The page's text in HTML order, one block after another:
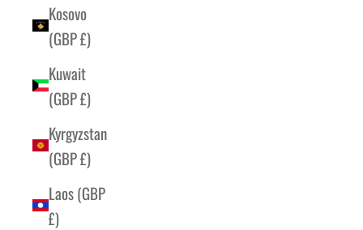
Kosovo
(GBP £)
Kuwait
(GBP £)
Kyrgyzstan
(GBP £)
Laos (GBP
£)